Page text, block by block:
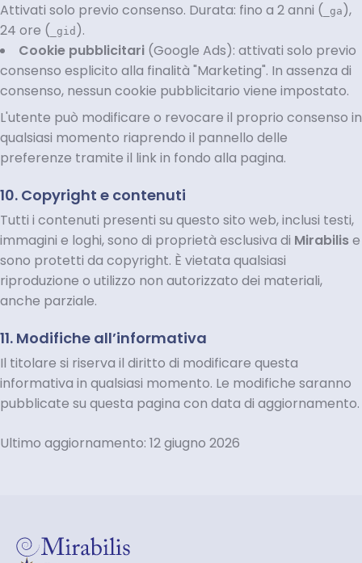
Attivati solo previo consenso. Durata: fino a 2 anni ( _ga ),
24 ore ( _gid ).
Cookie pubblicitari (Google Ads): attivati solo previo
consenso esplicito alla finalità "Marketing". In assenza di
consenso, nessun cookie pubblicitario viene impostato.
L'utente può modificare o revocare il proprio consenso in
qualsiasi momento riaprendo il pannello delle
preferenze tramite il link in fondo alla pagina.
10. Copyright e contenuti
Tutti i contenuti presenti su questo sito web, inclusi testi,
immagini e loghi, sono di proprietà esclusiva di Mirabilise
sono protetti da copyright. È vietata qualsiasi
riproduzione o utilizzo non autorizzato dei materiali,
anche parziale.
11. Modifiche all’informativa
Il titolare si riserva il diritto di modificare questa
informativa in qualsiasi momento. Le modifiche saranno
pubblicate su questa pagina con data di aggiornamento.
Ultimo aggiornamento: 12 giugno 2026